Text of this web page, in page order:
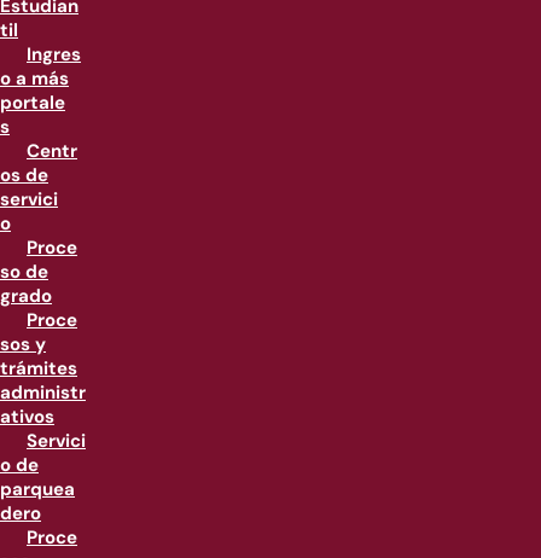
Estudian
til
Ingres
o a más
portale
s
Centr
os de
servici
o
Proce
so de
grado
Proce
sos y
trámites
administr
ativos
Servici
o de
parquea
dero
Proce